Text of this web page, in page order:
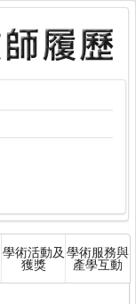
學術活動及
獲獎
學術服務與
產學互動